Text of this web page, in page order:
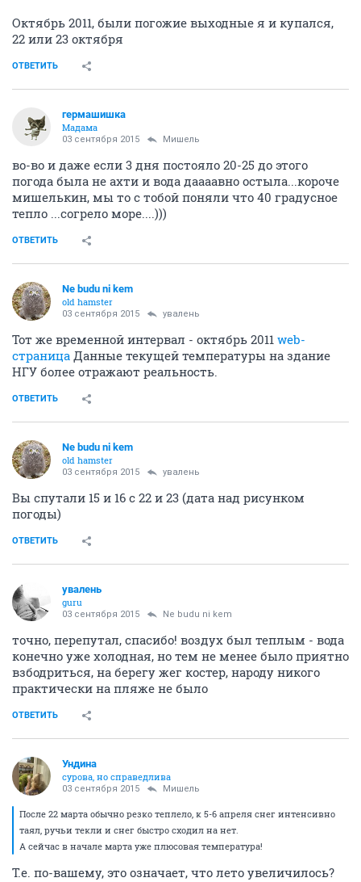
Октябрь 2011, были погожие выходные я и купался,
22 или 23 октября
ОТВЕТИТЬ
гермашишка
Мадама
03 сентября 2015 Мишель
во-во и даже если 3 дня постояло 20-25 до этого
погода была не ахти и вода даааавно остыла...короче
мишелькин, мы то с тобой поняли что 40 градусное
тепло ...согрело море....)))
ОТВЕТИТЬ
Ne budu ni kem
old hamster
03 сентября 2015 увалень
Тот же временной интервал - октябрь 2011 web-
страница Данные текущей температуры на здание
НГУ более отражают реальность.
ОТВЕТИТЬ
Ne budu ni kem
old hamster
03 сентября 2015 увалень
Вы спутали 15 и 16 с 22 и 23 (дата над рисунком
погоды)
ОТВЕТИТЬ
увалень
guru
03 сентября 2015 Ne budu ni kem
точно, перепутал, спасибо! воздух был теплым - вода
конечно уже холодная, но тем не менее было приятно
взбодриться, на берегу жег костер, народу никого
практически на пляже не было
ОТВЕТИТЬ
Ундинa
сурова, но справедлива
03 сентября 2015 Мишель
После 22 марта обычно резко теплело, к 5-6 апреля снег интенсивно
таял, ручьи текли и снег быстро сходил на нет.
А сейчас в начале марта уже плюсовая температура!
Т.е. по-вашему, это означает, что лето увеличилось?